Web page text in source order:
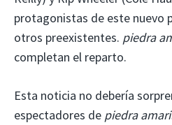
protagonistas de este nuevo
otros preexistentes. piedra
completan el reparto.
Esta noticia no debería
espectadores de piedra